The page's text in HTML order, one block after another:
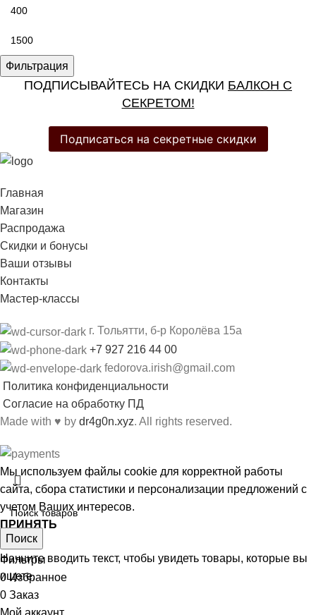
Фильтрация
ПОДПИСЫВАЙТЕСЬ НА СКИДКИ БАЛКОН С
СЕКРЕТОМ!
Подписаться на секретные скидки
Главная
Магазин
Распродажа
Cкидки и бонусы
Ваши отзывы
Контакты
Мастер-классы
г. Тольятти, б-р Королёва 15а
+7 927 216 44 00
fedorova.irish@gmail.com
Политика конфиденциальности
Согласие на обработку ПД
Made with ♥ by dr4g0n.xyz. All rights reserved.
Поиск
Начните вводить текст, чтобы увидеть товары, которые вы
ищете.
Мы используем файлы cookie для корректной работы
сайта, сбора статистики и персонализации предложений с
учетом Ваших интересов.
ПРИНЯТЬ
Магазин
Фильтры
0Избранное
0 Заказ